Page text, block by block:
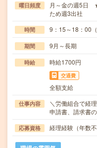
曜日頻度
月～金の週5日
ため週3出社
時間 9：15～18：00
期間 9月～長期
時給 時給1700円
交通費
全額支給
仕事内容
＼労働組合で経
申請書、請求書
応募資格 経理経験（年数不